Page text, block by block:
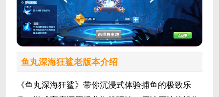
鱼丸深海狂鲨老版本介绍
《鱼丸深海狂鲨》带你沉浸式体验捕鱼的极致乐